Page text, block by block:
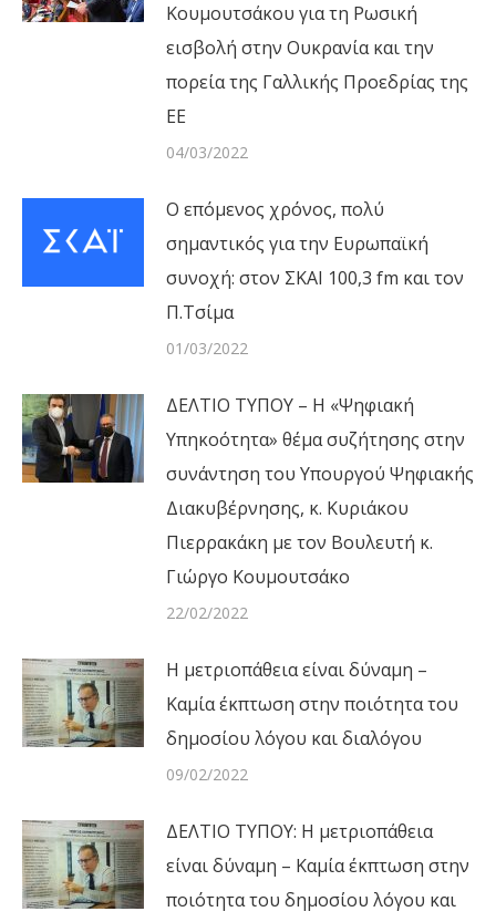
Κουμουτσάκου για τη Ρωσική
εισβολή στην Ουκρανία και την
πορεία της Γαλλικής Προεδρίας της
ΕΕ
04/03/2022
Ο επόμενος χρόνος, πολύ
σημαντικός για την Ευρωπαϊκή
συνοχή: στον ΣΚΑΙ 100,3 fm και τον
Π.Τσίμα
01/03/2022
ΔΕΛΤΙΟ ΤΥΠΟΥ – Η «Ψηφιακή
Υπηκοότητα» θέμα συζήτησης στην
συνάντηση του Υπουργού Ψηφιακής
Διακυβέρνησης, κ. Κυριάκου
Πιερρακάκη με τον Βουλευτή κ.
Γιώργο Κουμουτσάκο
22/02/2022
Η μετριοπάθεια είναι δύναμη –
Καμία έκπτωση στην ποιότητα του
δημοσίου λόγου και διαλόγου
09/02/2022
ΔΕΛΤΙΟ ΤΥΠΟΥ: Η μετριοπάθεια
είναι δύναμη – Καμία έκπτωση στην
ποιότητα του δημοσίου λόγου και